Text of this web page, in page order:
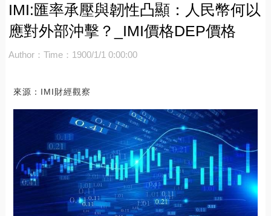
IMI:匯率承壓與韌性凸顯：人民幣何以
應對外部沖擊？_IMI價格DEP價格
Author： Time：1900/1/1 0:00:00
來源：IMI財經觀察